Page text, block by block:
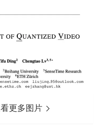
更多图片